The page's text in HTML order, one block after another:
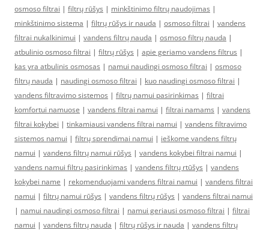
osmoso filtrai | filtrų rūšys | minkštinimo filtrų naudojimas |
minkštinimo sistema | filtrų rūšys ir nauda | osmoso filtrai | vandens
filtrai nukalkinimui | vandens filtrų nauda | osmoso filtrų nauda |
atbulinio osmoso filtrai | filtrų rūšys | apie geriamo vandens filtrus |
kas yra atbulinis osmosas | namui naudingi osmoso filtrai | osmoso
filtrų nauda | naudingi osmoso filtrai | kuo naudingi osmoso filtrai |
vandens filtravimo sistemos | filtrų namui pasirinkimas | filtrai
komfortui namuose | vandens filtrai namui | filtrai namams | vandens
filtrai kokybei | tinkamiausi vandens filtrai namui | vandens filtravimo
sistemos namui | filtrų sprendimai namui | ieškome vandens filtrų
namui | vandens filtrų namui rūšys | vandens kokybei filtrai namui |
vandens namui filtrų pasirinkimas | vandens filtrų rtūšys | vandens
kokybei name | rekomenduojami vandens filtrai namui | vandens filtrai
namui | filtrų namui rūšys | vandens filtrų rūšys | vandens filtrai namui
| namui naudingi osmoso filtrai | namui geriausi osmoso filtrai | filtrai
namui | vandens filtrų nauda | filtrų rūšys ir nauda | vandens filtrų